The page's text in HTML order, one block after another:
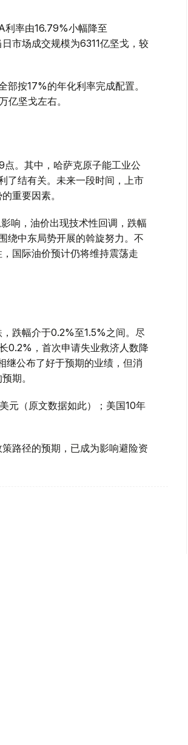
利率由16.79%小幅降至
市场成交规模为6311亿坚戈，较
按17%的年化利率完成配置。
亿坚戈左右。
。其中，哈萨克原子能工业公
了结有关。未来一段时间，上市
重要因素。
响，油价出现技术性回调，跌幅
绕中东局势开展的斡旋努力。不
国际油价预计仍将维持震荡走
跌幅介于0.2%至1.5%之间。尽
0.2%，首次申请失业救济人数降
公布了好于预期的业绩，但消
期。
元（原文数据如此）；美国10年
路径的预期，已成为影响避险资